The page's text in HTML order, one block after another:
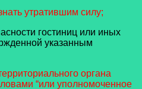
утратившим силу;
гостиниц или иных
указанным
органа
“или уполномоченное